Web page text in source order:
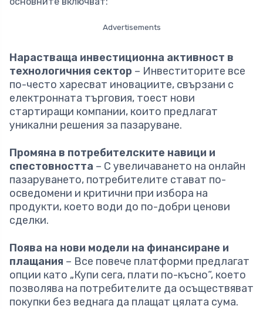
Advertisements
Нарастваща инвестиционна активност в
технологичния сектор – Инвеститорите все
по-често харесват иновациите, свързани с
електронната търговия, тоест нови
стартиращи компании, които предлагат
уникални решения за пазаруване.
Промяна в потребителските навици и
спестовността – С увеличаването на онлайн
пазаруването, потребителите стават по-
осведомени и критични при избора на
продукти, което води до по-добри ценови
сделки.
Поява на нови модели на финансиране и
плащания – Все повече платформи предлагат
опции като „Купи сега, плати по-късно“, което
позволява на потребителите да осъществяват
покупки без веднага да плащат цялата сума.